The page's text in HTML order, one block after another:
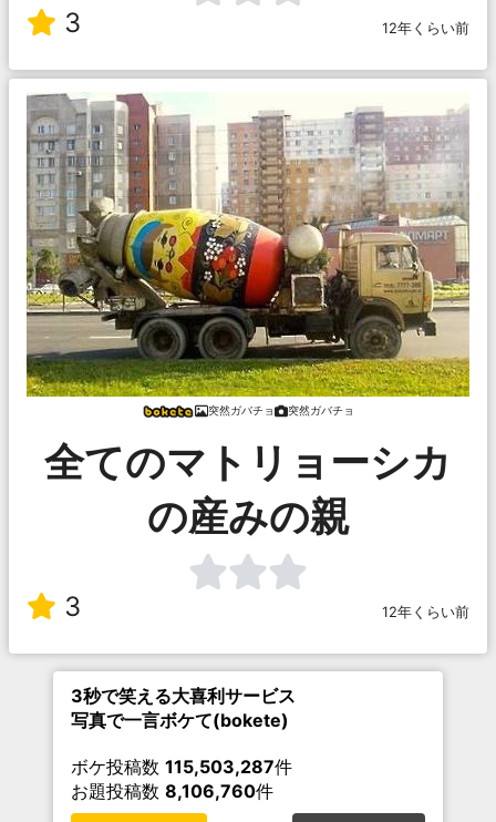
3 12年くらい前
突然ガバチョ 突然ガバチョ
全てのマトリョーシカ
の産みの親
3 12年くらい前
3秒で笑える大喜利サービス
写真で一言ボケて(bokete)
ボケ投稿数 115,503,287件
お題投稿数 8,106,760件